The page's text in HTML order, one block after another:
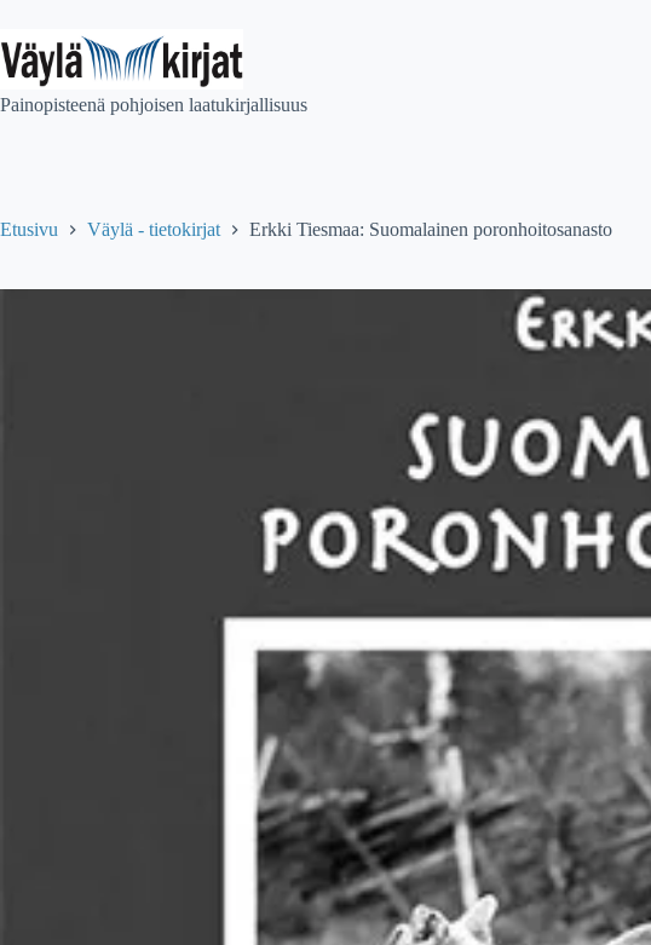
content
Painopisteenä pohjoisen laatukirjallisuus
Etusivu Väylä - tietokirjat Erkki Tiesmaa: Suomalainen poronhoitosanasto